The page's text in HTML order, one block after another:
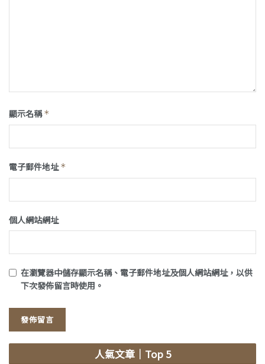
顯示名稱*
電子郵件地址*
個人網站網址
在瀏覽器中儲存顯示名稱、電子郵件地址及個人網站網址，以供
下次發佈留言時使用。
人氣文章｜Top 5